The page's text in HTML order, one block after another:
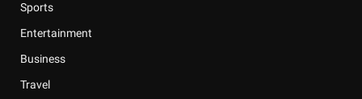
Sports
Entertainment
Business
Travel